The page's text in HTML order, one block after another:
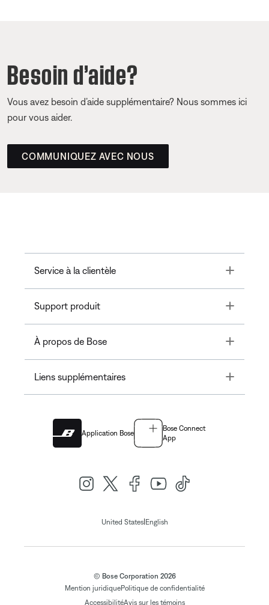
Besoin d’aide?
Vous avez besoin d’aide supplémentaire? Nous sommes ici
pour vous aider.
COMMUNIQUEZ AVEC NOUS
Service à la clientèle Toggle
Support produit Toggle
À propos de Bose Toggle
Liens supplémentaires Toggle
Application Bose
Bose Connect
App
United States| English
© Bose Corporation 2026
Mention juridiquePolitique de confidentialité
AccessibilitéAvis sur les témoins